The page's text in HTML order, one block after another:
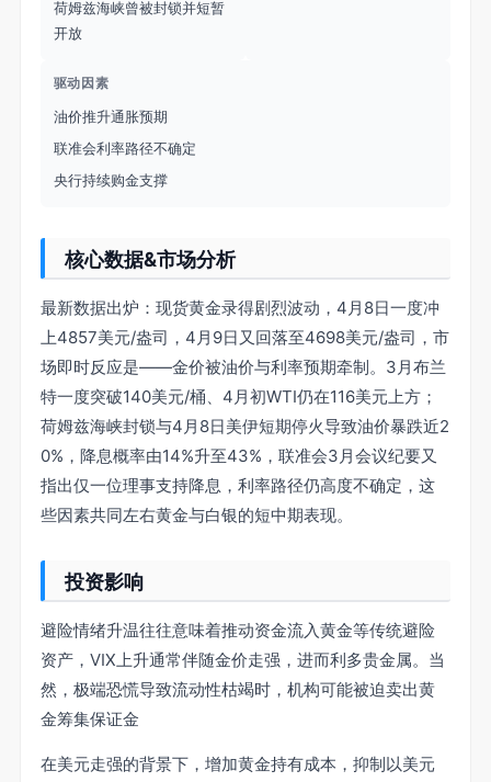
荷姆兹海峡曾被封锁并短暂
开放
驱动因素
油价推升通胀预期
联准会利率路径不确定
央行持续购金支撑
核心数据&市场分析
最新数据出炉：现货黄金录得剧烈波动，4月8日一度冲
上4857美元/盎司，4月9日又回落至4698美元/盎司，市
场即时反应是——金价被油价与利率预期牵制。3月布兰
特一度突破140美元/桶、4月初WTI仍在116美元上方；
荷姆兹海峡封锁与4月8日美伊短期停火导致油价暴跌近2
0%，降息概率由14%升至43%，联准会3月会议纪要又
指出仅一位理事支持降息，利率路径仍高度不确定，这
些因素共同左右黄金与白银的短中期表现。
投资影响
避险情绪升温往往意味着推动资金流入黄金等传统避险
资产，VIX上升通常伴随金价走强，进而利多贵金属。当
然，极端恐慌导致流动性枯竭时，机构可能被迫卖出黄
金筹集保证金
在美元走强的背景下，增加黄金持有成本，抑制以美元